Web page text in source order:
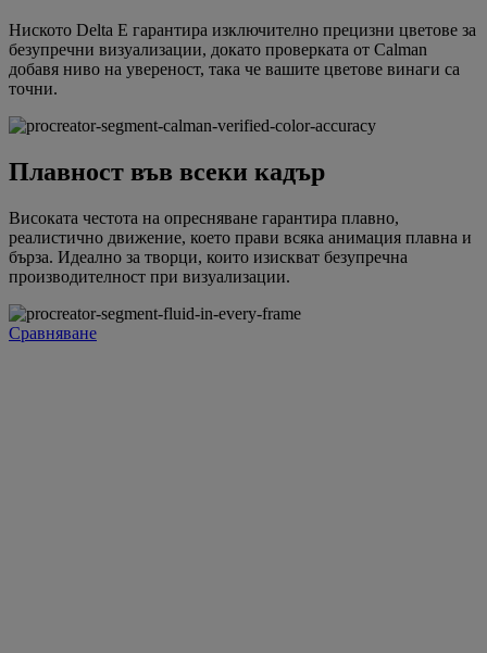
Ниското Delta E гарантира изключително прецизни цветове за
безупречни визуализации, докато проверката от Calman
добавя ниво на увереност, така че вашите цветове винаги са
точни.
Плавност във всеки кадър
Високата честота на опресняване гарантира плавно,
реалистично движение, което прави всяка анимация плавна и
бърза. Идеално за творци, които изискват безупречна
производителност при визуализации.
Сравняване